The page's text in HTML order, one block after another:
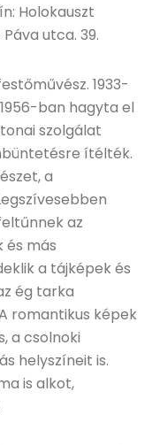
Holokauszt
utca. 39.
1933-
ban hagyta el
szolgálat
ítélték.
a
az
és más
a tájképek és
ég tarka
romantikus képek
a csolnoki
helyszíneit is.
is alkot,